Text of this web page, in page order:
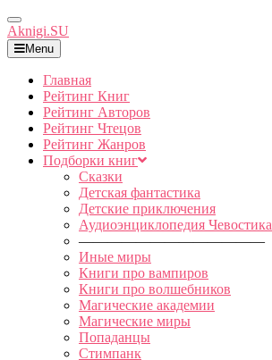
Toggle
Navigation
Aknigi.SU
Menu
Главная
Рейтинг Книг
Рейтинг Авторов
Рейтинг Чтецов
Рейтинг Жанров
Подборки книг
Сказки
Детская фантастика
Детские приключения
Аудиоэнциклопедия Чевостика
—————————————
Иные миры
Книги про вампиров
Книги про волшебников
Магические академии
Магические миры
Попаданцы
Стимпанк